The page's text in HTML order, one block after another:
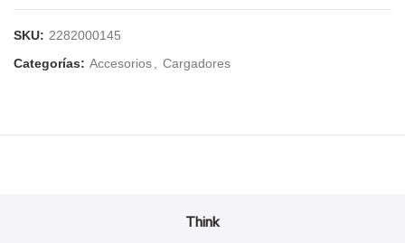
SKU: 2282000145
Categorías: Accesorios Cargadores
Think